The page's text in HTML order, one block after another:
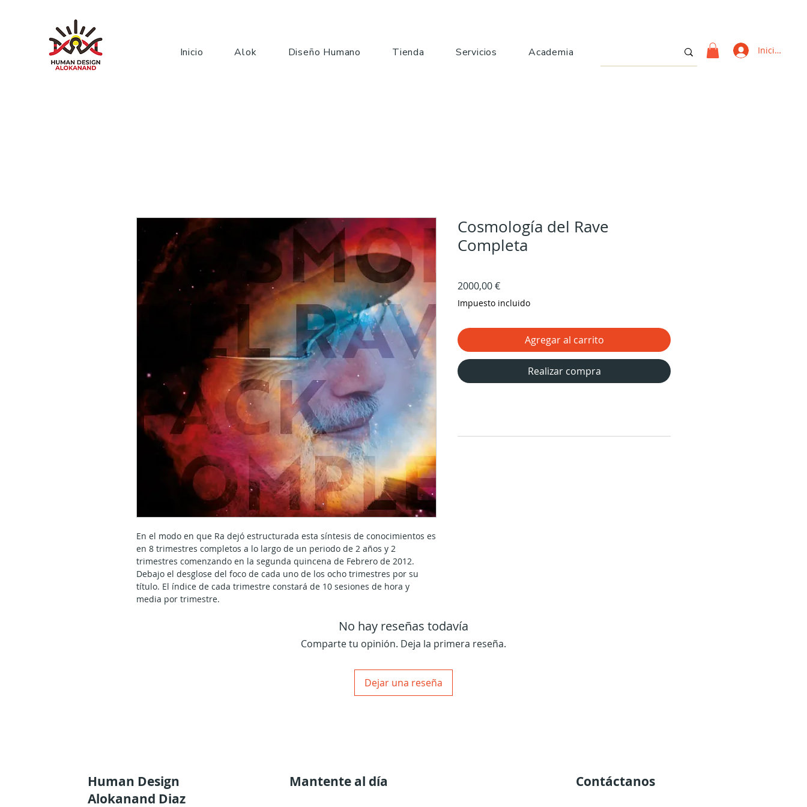
Inicio Alok Diseño Humano Tienda Servicios Academia Iniciar
En el modo en que Ra dejó estructurada esta síntesis de conocimientos es
en 8 trimestres completos a lo largo de un periodo de 2 años y 2
trimestres comenzando en la segunda quincena de Febrero de 2012.
Debajo el desglose del foco de cada uno de los ocho trimestres por su
título. El índice de cada trimestre constará de 10 sesiones de hora y
media por trimestre.
Ban-Tugh es una fórmula que está en el núcleo mismo de la Cosmología
del Rave, porque es el origen y la historia de los cristales de consciencia
produzca el despertar... o no.
Conoce tu predisposición hacia la experiencia mística en esta espléndida
exposición que te permite comprender los mecanismos de los que nace la
Cosmología del Rave
Completa
2000,00 €Precio
Impuesto incluido
Agregar al carrito
Realizar compra
No hay reseñas todavía
Comparte tu opinión. Deja la primera reseña.
Dejar una reseña
Human Design
Alokanand Diaz
Mantente al día Contáctanos